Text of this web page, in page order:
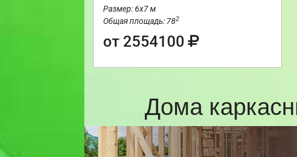
Размер: 6х7 м
Общая площадь: 782
от 2554100
Дома